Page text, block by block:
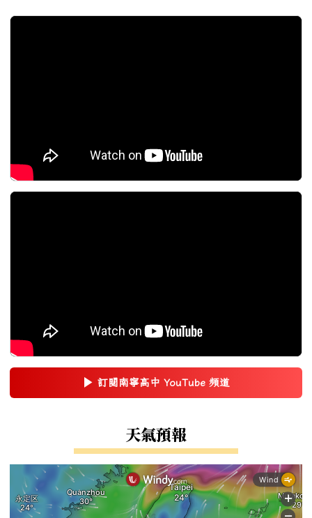
▶ 訂閱南寧高中 YouTube 頻道
(另開新視窗)
天氣預報